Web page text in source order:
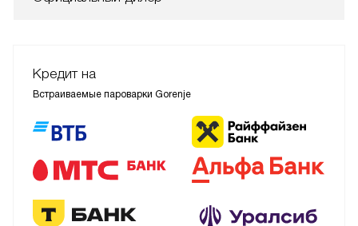
Кредит на
Встраиваемые пароварки Gorenje